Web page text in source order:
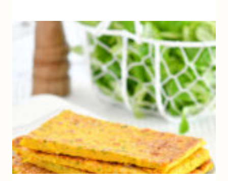
LA
BIÈRE
–
COMME
À
MARSEILLE